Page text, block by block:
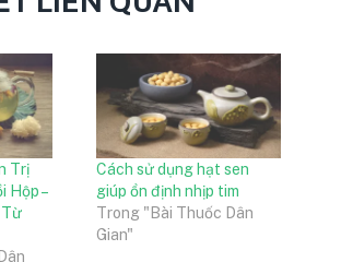
Trị
Hộp –
Từ
Cách sử dụng hạt sen
giúp ổn định nhịp tim
Trong "Bài Thuốc Dân
Gian"